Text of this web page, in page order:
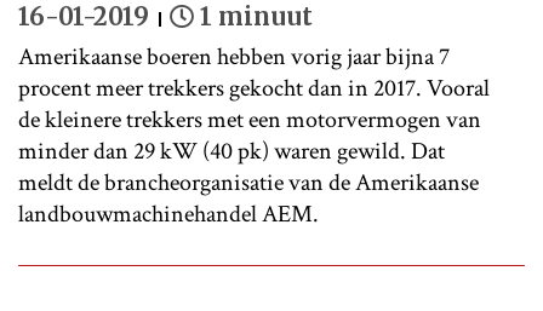
16-01-2019 1 minuut
Amerikaanse boeren hebben vorig jaar bijna 7
procent meer trekkers gekocht dan in 2017. Vooral
de kleinere trekkers met een motorvermogen van
minder dan 29 kW (40 pk) waren gewild. Dat
meldt de brancheorganisatie van de Amerikaanse
landbouwmachinehandel AEM.